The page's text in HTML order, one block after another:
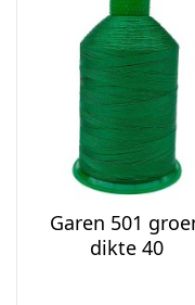
Panelen,
Geschikt voor
gebruik
Onderhoud
De stof is
reinigen op30 graden
Strijk bij voorkeur
van structuur en
Garen 501
dikte 40